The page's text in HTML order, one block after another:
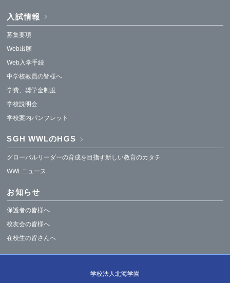
入試情報
募集要項
Web出願
Web入学手続
中学校教員の皆様へ
学費、奨学金制度
学校説明会
学校案内パンフレット
SGH WWLのHGS
グローバルリーダーの育成を目指す新しい教育のカタチ
WWLニュース
お知らせ
保護者の皆様へ
校友会の皆様へ
在校生の皆さんへ
学校法人北海学園